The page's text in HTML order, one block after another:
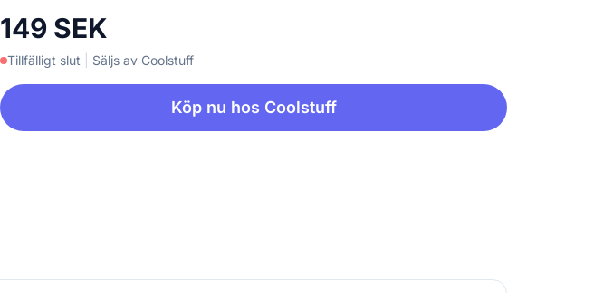
149 SEK
Tillfälligt slut Säljs av Coolstuff
Köp nu hos Coolstuff